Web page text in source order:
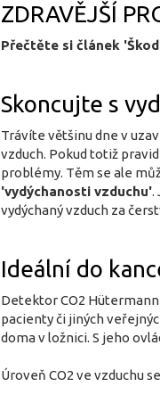
ZDRAVĚJŠÍ
Přečtěte si článek
Skoncujte s
Trávíte většinu dne v
vzduch. Pokud totiž
problémy. Těm se ale
'vydýchanosti vzduchu'.
vydýchaný vzduch za
Ideální do
Detektor CO2
pacienty či jiných
doma v ložnici. S jeho
Úroveň CO2 ve vzduchu